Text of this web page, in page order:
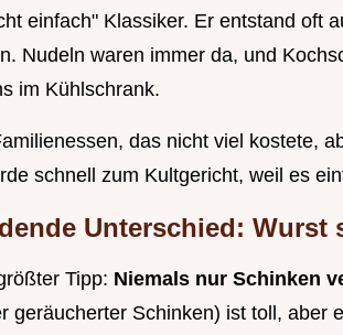
einfach" Klassiker. Er entstand oft
Nudeln waren immer da, und
im Kühlschrank.
das nicht viel kostete,
schnell zum Kultgericht, weil es
Unterschied: Wurst
Tipp: Niemals nur Schinken
geräucherter Schinken) ist toll, aber